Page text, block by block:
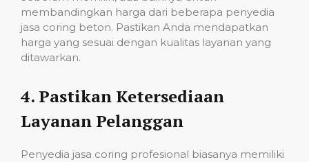
membandingkan harga dari beberapa penyedia
jasa coring beton. Pastikan Anda mendapatkan
harga yang sesuai dengan kualitas layanan yang
ditawarkan.
4. Pastikan Ketersediaan
Layanan Pelanggan
Penyedia jasa coring profesional biasanya memiliki